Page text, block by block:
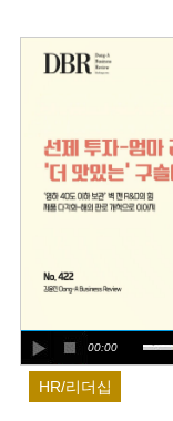
00:00
HR/리더십